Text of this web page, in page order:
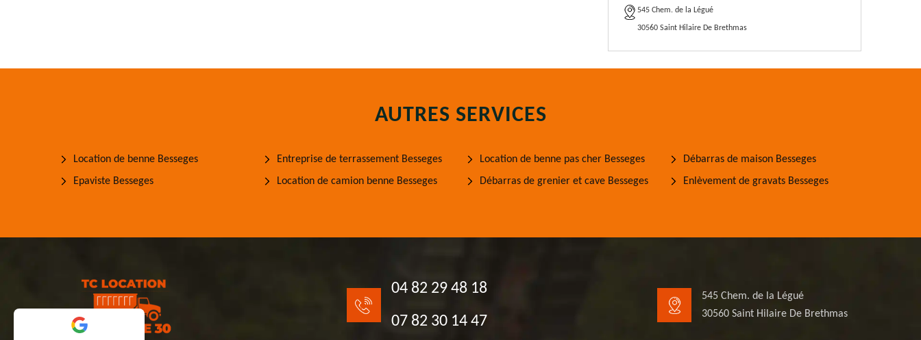
545 Chem. de la Légué
30560 Saint Hilaire De Brethmas
AUTRES SERVICES
Location de benne Besseges
Epaviste Besseges
Entreprise de terrassement Besseges
Location de camion benne Besseges
Location de benne pas cher Besseges
Débarras de grenier et cave Besseges
Débarras de maison Besseges
Enlèvement de gravats Besseges
04 82 29 48 18
07 82 30 14 47
545 Chem. de la Légué
30560 Saint Hilaire De Brethmas